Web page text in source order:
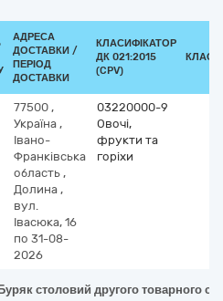
АДРЕСА
ДОСТАВКИ /
ПЕРІОД
ДОСТАВКИ
КЛАСИФІКАТОР
ДК 021:2015
(CPV)
77500 ,
Україна ,
Івано-
Франківська
область ,
Долина ,
вул.
Івасюка, 16
по 31-08-
2026
03220000-9
Овочі,
фрукти та
горіхи
столовий другого товарного